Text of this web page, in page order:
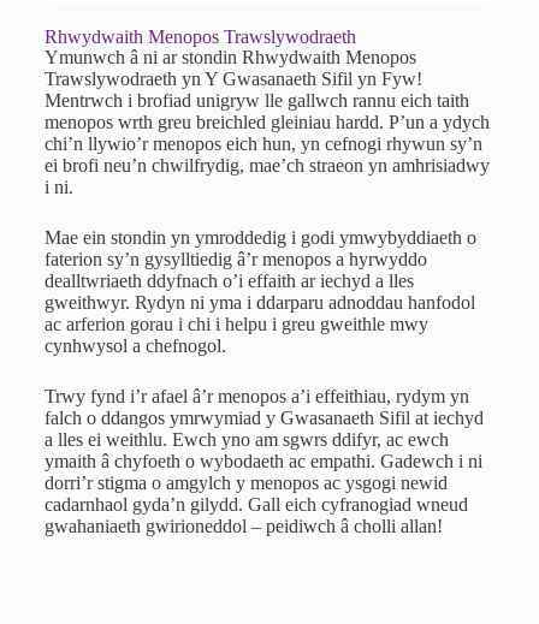
Rhwydwaith Menopos Trawslywodraeth
Ymunwch â ni ar stondin Rhwydwaith Menopos
Trawslywodraeth yn Y Gwasanaeth Sifil yn Fyw!
Mentrwch i brofiad unigryw lle gallwch rannu eich taith
menopos wrth greu breichled gleiniau hardd. P’un a ydych
chi’n llywio’r menopos eich hun, yn cefnogi rhywun sy’n
ei brofi neu’n chwilfrydig, mae’ch straeon yn amhrisiadwy
i ni.
Mae ein stondin yn ymroddedig i godi ymwybyddiaeth o
faterion sy’n gysylltiedig â’r menopos a hyrwyddo
dealltwriaeth ddyfnach o’i effaith ar iechyd a lles
gweithwyr. Rydyn ni yma i ddarparu adnoddau hanfodol
ac arferion gorau i chi i helpu i greu gweithle mwy
cynhwysol a chefnogol.
Trwy fynd i’r afael â’r menopos a’i effeithiau, rydym yn
falch o ddangos ymrwymiad y Gwasanaeth Sifil at iechyd
a lles ei weithlu. Ewch yno am sgwrs ddifyr, ac ewch
ymaith â chyfoeth o wybodaeth ac empathi. Gadewch i ni
dorri’r stigma o amgylch y menopos ac ysgogi newid
cadarnhaol gyda’n gilydd. Gall eich cyfranogiad wneud
gwahaniaeth gwirioneddol – peidiwch â cholli allan!